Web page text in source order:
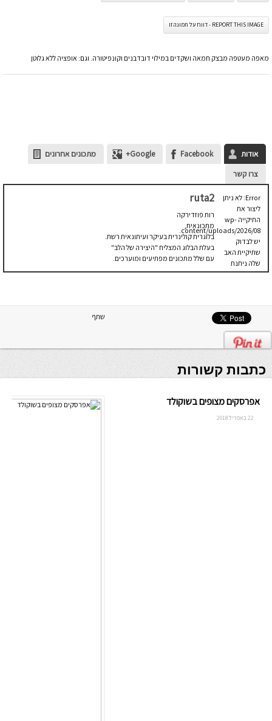
REPORT THIS IMAGE - דווח על תמונה זו
מאפה מעטפה מבצק חמאה ושקדים במילוי דובדבנים וקונפיטורה. וגם: אופציה ללא גלוטן
אודות Facebook
Google+
מתכונים אחרונים
צרו קשר
Error: לא ניתן
ליצור את
התיקייה wp-
content/uploads/2026/08.
יש לבדוק
שתיקיית האב
שלה ניתנת
לכתיבה.
ruta2
רות פוזדירקה
מתכונאית,
בלוגרית קולינרית בעיקר ועיתונאית רשת.
בעלת הבלוג המצליח "היצירה של הלב"
עם שלל מתכונים מפתיעים ומוערכים.
שתף
כתבות קשורות
אפרסקים מצופים בשוקולד
22 באפריל 2018